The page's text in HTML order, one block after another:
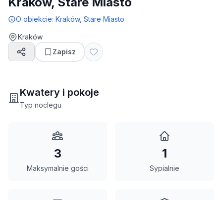
O obiekcie: Kraków, Stare Miasto
Kraków
Zapisz
Kwatery i pokoje
Typ noclegu
3
Maksymalnie gości
1
Sypialnie